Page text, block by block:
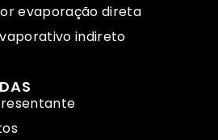
evaporação direta
indireto